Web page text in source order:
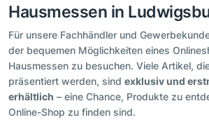
Hausmessen in
Für unsere Fachhändler und
der bequemen Möglichkeiten eines
Hausmessen zu besuchen. Viele Artikel,
präsentiert werden, sind exklusiv und
erhältlich – eine Chance, Produkte zu
Online-Shop zu finden sind.